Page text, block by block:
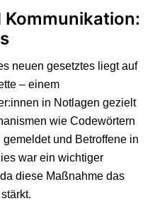
neuen gesetztes liegt auf
– einem
in Notlagen gezielt
wie Codewörtern
und Betroffene in
war ein wichtiger
diese Maßnahme das